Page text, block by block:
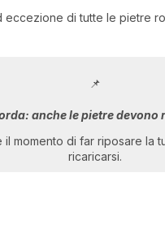
di tutte le pietre
📌
anche le pietre devono
momento di far riposare la
ricaricarsi.